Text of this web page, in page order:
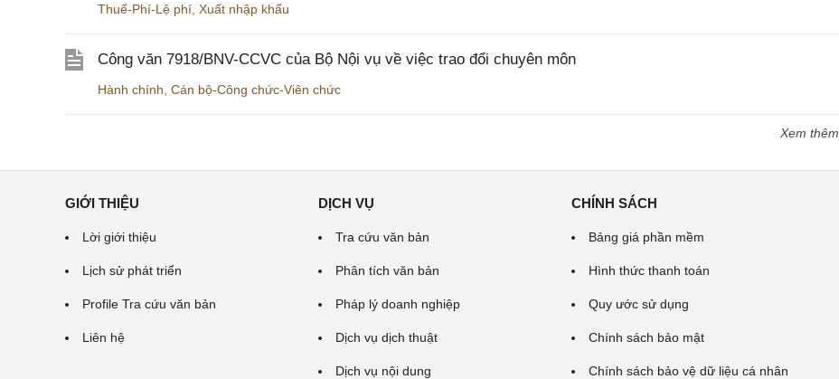
Thuế-Phí-Lệ phí Xuất nhập khẩu
Công văn 7918/BNV-CCVC của Bộ Nội vụ về việc trao đổi chuyên môn
Hành chính Cán bộ-Công chức-Viên chức
Xem thêm
GIỚI THIỆU
Lời giới thiệu
Lịch sử phát triển
Profile Tra cứu văn bản
Liên hệ
DỊCH VỤ
Tra cứu văn bản
Phân tích văn bản
Pháp lý doanh nghiệp
Dịch vụ dịch thuật
Dịch vụ nội dung
CHÍNH SÁCH
Bảng giá phần mềm
Hình thức thanh toán
Quy ước sử dụng
Chính sách bảo mật
Chính sách bảo vệ dữ liệu cá nhân